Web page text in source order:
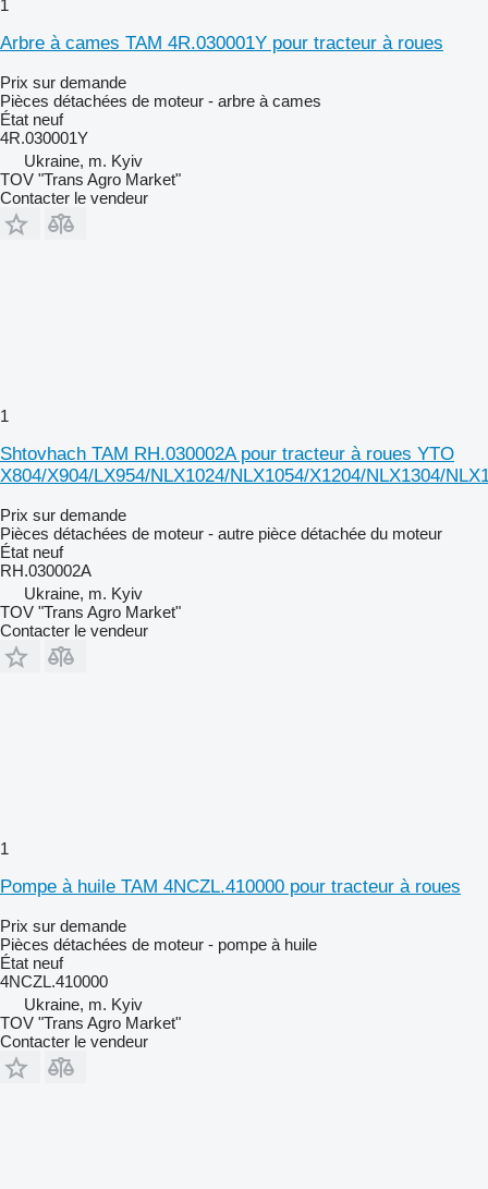
1
Arbre à cames TAM 4R.030001Y pour tracteur à roues
Prix sur demande
Pièces détachées de moteur - arbre à cames
État neuf
4R.030001Y
Ukraine, m. Kyiv
TOV "Trans Agro Market"
Contacter le vendeur
1
Shtovhach TAM RH.030002A pour tracteur à roues YTO
X804/X904/LX954/NLX1024/NLX1054/X1204/NLX1304/
Prix sur demande
Pièces détachées de moteur - autre pièce détachée du moteur
État neuf
RH.030002A
Ukraine, m. Kyiv
TOV "Trans Agro Market"
Contacter le vendeur
1
Pompe à huile TAM 4NCZL.410000 pour tracteur à roues
Prix sur demande
Pièces détachées de moteur - pompe à huile
État neuf
4NCZL.410000
Ukraine, m. Kyiv
TOV "Trans Agro Market"
Contacter le vendeur